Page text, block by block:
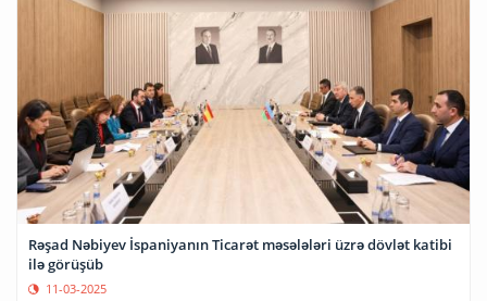
Rəşad Nəbiyev İspaniyanın Ticarət məsələləri üzrə dövlət katibi
ilə görüşüb
11-03-2025